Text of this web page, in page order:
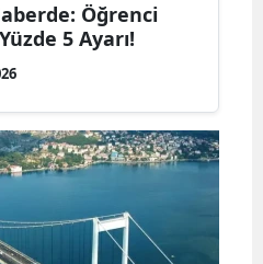
Öğrenci
5 Ayarı!